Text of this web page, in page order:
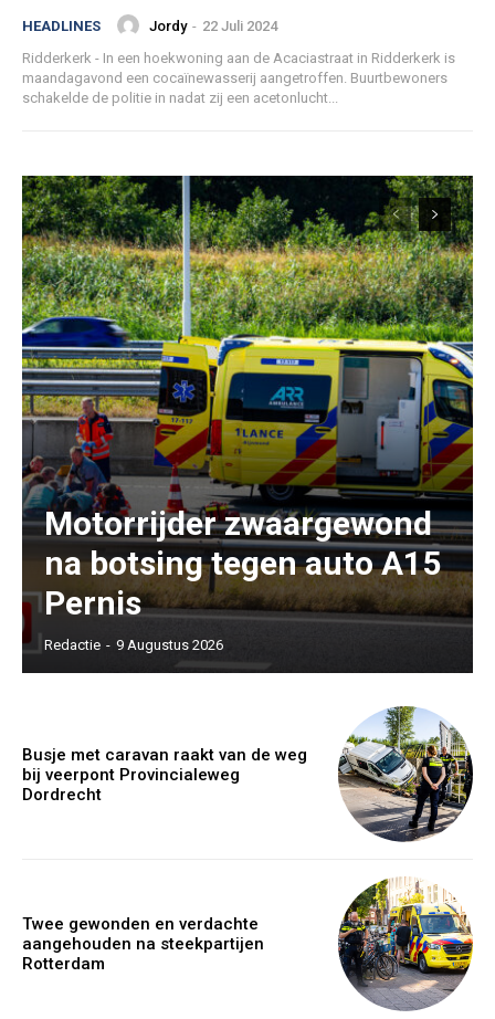
HEADLINES Jordy - 22 Juli 2024
Ridderkerk - In een hoekwoning aan de Acaciastraat in Ridderkerk is
maandagavond een cocaïnewasserij aangetroffen. Buurtbewoners
schakelde de politie in nadat zij een acetonlucht...
Motorrijder zwaargewond
na botsing tegen auto A15
Pernis
Redactie - 9 Augustus 2026
Busje met caravan raakt van de weg
bij veerpont Provincialeweg
Dordrecht
Twee gewonden en verdachte
aangehouden na steekpartijen
Rotterdam